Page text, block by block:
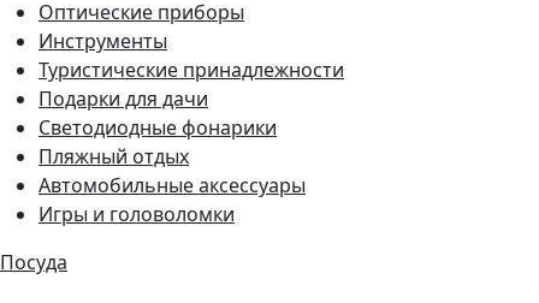
Оптические приборы
Инструменты
Туристические принадлежности
Подарки для дачи
Светодиодные фонарики
Пляжный отдых
Автомобильные аксессуары
Игры и головоломки
Посуда